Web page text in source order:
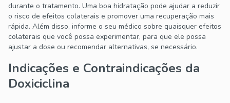
durante o tratamento. Uma boa hidratação pode ajudar a reduzir
o risco de efeitos colaterais e promover uma recuperação mais
rápida. Além disso, informe o seu médico sobre quaisquer efeitos
colaterais que você possa experimentar, para que ele possa
ajustar a dose ou recomendar alternativas, se necessário.
Indicações e Contraindicações da
Doxiciclina